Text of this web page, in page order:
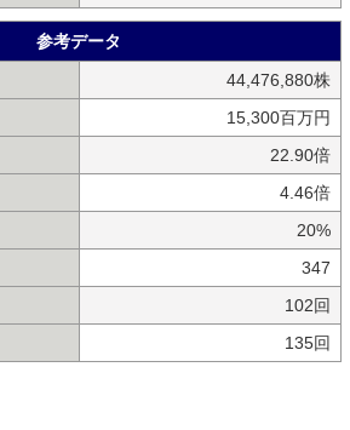
参考データ
44,476,880株
15,300百万円
22.90倍
4.46倍
20%
347
102回
135回